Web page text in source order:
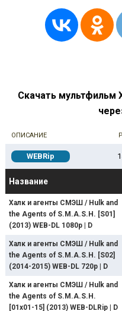
Скачать
ОПИСАНИЕ
WEBRip
Название
Халк и агенты СМЭШ / Hulk and
the Agents of S.M.A.S.H. [S01]
(2013) WEB-DL 1080p | D
Халк и агенты СМЭШ / Hulk and
the Agents of S.M.A.S.H. [S02]
(2014-2015) WEB-DL 720p | D
Халк и агенты СМЭШ / Hulk and
the Agents of S.M.A.S.H.
[01x01-15] (2013) WEB-DLRip | D